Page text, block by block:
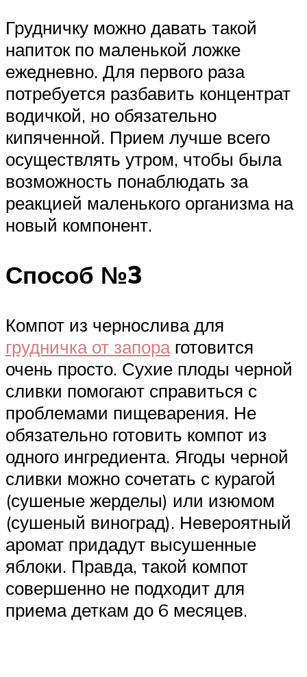
Грудничку можно давать такой
напиток по маленькой ложке
ежедневно. Для первого раза
потребуется разбавить концентрат
водичкой, но обязательно
кипяченной. Прием лучше всего
осуществлять утром, чтобы была
возможность понаблюдать за
реакцией маленького организма на
новый компонент.
Способ №3
Компот из чернослива для
грудничка от запораготовится
очень просто. Сухие плоды черной
сливки помогают справиться с
проблемами пищеварения. Не
обязательно готовить компот из
одного ингредиента. Ягоды черной
сливки можно сочетать с курагой
(сушеные жерделы) или изюмом
(сушеный виноград). Невероятный
аромат придадут высушенные
яблоки. Правда, такой компот
совершенно не подходит для
приема деткам до 6 месяцев.